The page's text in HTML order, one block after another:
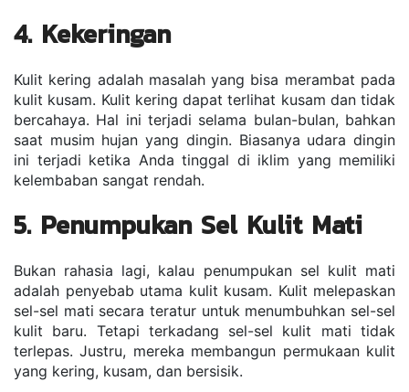
4. Kekeringan
Kulit kering adalah masalah yang bisa merambat pada
kulit kusam. Kulit kering dapat terlihat kusam dan tidak
bercahaya. Hal ini terjadi selama bulan-bulan, bahkan
saat musim hujan yang dingin. Biasanya udara dingin
ini terjadi ketika Anda tinggal di iklim yang memiliki
kelembaban sangat rendah.
5. Penumpukan Sel Kulit Mati
Bukan rahasia lagi, kalau penumpukan sel kulit mati
adalah penyebab utama kulit kusam. Kulit melepaskan
sel-sel mati secara teratur untuk menumbuhkan sel-sel
kulit baru. Tetapi terkadang sel-sel kulit mati tidak
terlepas. Justru, mereka membangun permukaan kulit
yang kering, kusam, dan bersisik.